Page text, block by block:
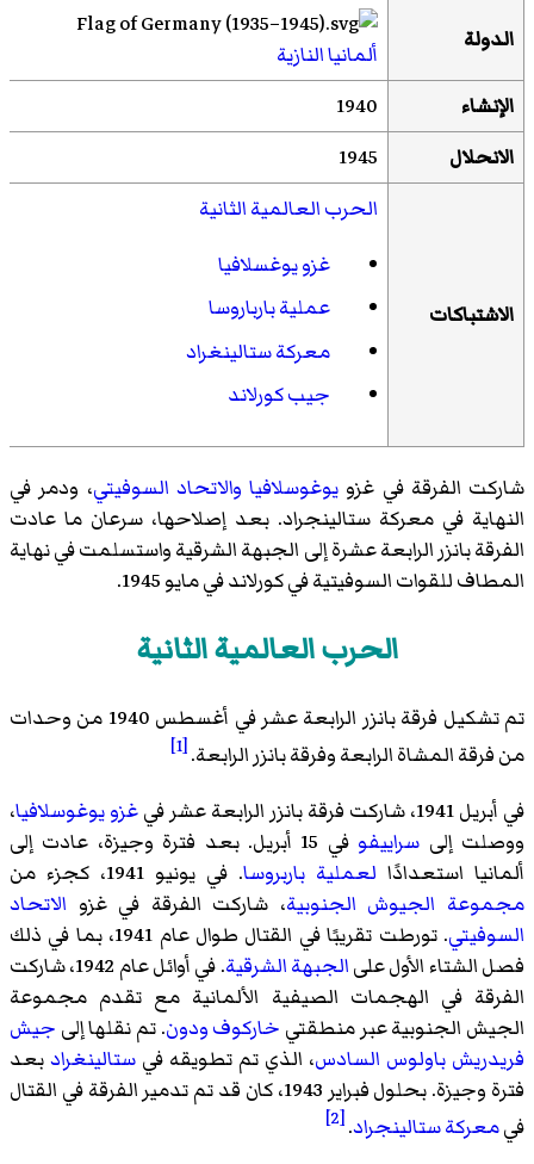
الدولة
ألمانيا النازية
الإنشاء
1940
الانحلال
1945
الاشتباكات
الحرب العالمية الثانية
غزو يوغسلافيا
عملية بارباروسا
معركة ستالينغراد
جيب كورلاند
شاركت الفرقة في غزو يوغوسلافيا والاتحاد السوفيتي، ودمر في
النهاية في معركة ستالينجراد. بعد إصلاحها، سرعان ما عادت
الفرقة بانزر الرابعة عشرة إلى الجبهة الشرقية واستسلمت في نهاية
المطاف للقوات السوفيتية في كورلاند في مايو 1945.
الحرب العالمية الثانية
تم تشكيل فرقة بانزر الرابعة عشر في أغسطس 1940 من وحدات
منفرقة المشاةالرابعةوفرقة بانزر الرابعة.
[1]
في أبريل 1941، شاركت فرقة بانزر الرابعة عشر في غزو يوغوسلافيا،
ووصلت إلى سراييفو
في 15 أبريل. بعد فترة وجيزة، عادت إلى
ألمانيا استعدادًا لعملية باربروسا. في يونيو 1941، كجزء من
مجموعة الجيوش الجنوبية، شاركت الفرقة في غزو الاتحاد
السوفيتي
. تورطت تقريبًا في القتال طوال عام 1941، بما في ذلك
فصل الشتاء الأول علىالجبهة الشرقية
. في أوائل عام 1942، شاركت
الفرقة في الهجمات الصيفية الألمانية مع تقدم مجموعة
الجيش الجنوبية عبر منطقتي خاركوفودون. تم نقلها إلى جيش
فريدريش باولوس السادس، الذي تم تطويقه في ستالينغرادبعد
فترة وجيزة. بحلول فبراير 1943، كان قد تم تدمير الفرقة في القتال
فيمعركة ستالينجراد.
[2]